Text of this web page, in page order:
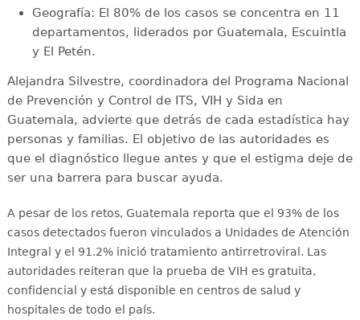
Geografía: El 80% de los casos se concentra en 11
departamentos, liderados por Guatemala, Escuintla
y El Petén.
Alejandra Silvestre, coordinadora del Programa Nacional
de Prevención y Control de ITS, VIH y Sida en
Guatemala, advierte que detrás de cada estadística hay
personas y familias. El objetivo de las autoridades es
que el diagnóstico llegue antes y que el estigma deje de
ser una barrera para buscar ayuda.
A pesar de los retos, Guatemala reporta que el 93% de los
casos detectados fueron vinculados a Unidades de Atención
Integral y el 91.2% inició tratamiento antirretroviral . Las
autoridades reiteran que la prueba de VIH es gratuita,
confidencial y está disponible en centros de salud y
hospitales de todo el país.